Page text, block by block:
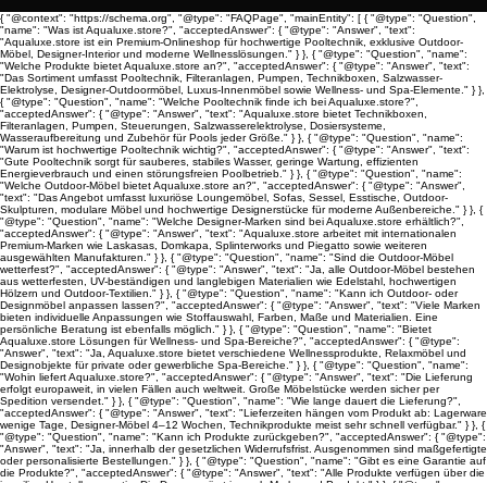
{ "@context": "https://schema.org", "@type": "FAQPage", "mainEntity": [ { "@type": "Question",
"name": "Was ist Aqualuxe.store?", "acceptedAnswer": { "@type": "Answer", "text":
"Aqualuxe.store ist ein Premium-Onlineshop für hochwertige Pooltechnik, exklusive Outdoor-
Möbel, Designer-Interior und moderne Wellnesslösungen." } }, { "@type": "Question", "name":
"Welche Produkte bietet Aqualuxe.store an?", "acceptedAnswer": { "@type": "Answer", "text":
"Das Sortiment umfasst Pooltechnik, Filteranlagen, Pumpen, Technikboxen, Salzwasser-
Elektrolyse, Designer-Outdoormöbel, Luxus-Innenmöbel sowie Wellness- und Spa-Elemente." } },
{ "@type": "Question", "name": "Welche Pooltechnik finde ich bei Aqualuxe.store?",
"acceptedAnswer": { "@type": "Answer", "text": "Aqualuxe.store bietet Technikboxen,
Filteranlagen, Pumpen, Steuerungen, Salzwasserelektrolyse, Dosiersysteme,
Wasseraufbereitung und Zubehör für Pools jeder Größe." } }, { "@type": "Question", "name":
"Warum ist hochwertige Pooltechnik wichtig?", "acceptedAnswer": { "@type": "Answer", "text":
"Gute Pooltechnik sorgt für sauberes, stabiles Wasser, geringe Wartung, effizienten
Energieverbrauch und einen störungsfreien Poolbetrieb." } }, { "@type": "Question", "name":
"Welche Outdoor-Möbel bietet Aqualuxe.store an?", "acceptedAnswer": { "@type": "Answer",
"text": "Das Angebot umfasst luxuriöse Loungemöbel, Sofas, Sessel, Esstische, Outdoor-
Skulpturen, modulare Möbel und hochwertige Designerstücke für moderne Außenbereiche." } }, {
"@type": "Question", "name": "Welche Designer-Marken sind bei Aqualuxe.store erhältlich?",
"acceptedAnswer": { "@type": "Answer", "text": "Aqualuxe.store arbeitet mit internationalen
Premium-Marken wie Laskasas, Domkapa, Splinterworks und Piegatto sowie weiteren
ausgewählten Manufakturen." } }, { "@type": "Question", "name": "Sind die Outdoor-Möbel
wetterfest?", "acceptedAnswer": { "@type": "Answer", "text": "Ja, alle Outdoor-Möbel bestehen
aus wetterfesten, UV-beständigen und langlebigen Materialien wie Edelstahl, hochwertigen
Hölzern und Outdoor-Textilien." } }, { "@type": "Question", "name": "Kann ich Outdoor- oder
Designmöbel anpassen lassen?", "acceptedAnswer": { "@type": "Answer", "text": "Viele Marken
bieten individuelle Anpassungen wie Stoffauswahl, Farben, Maße und Materialien. Eine
persönliche Beratung ist ebenfalls möglich." } }, { "@type": "Question", "name": "Bietet
Aqualuxe.store Lösungen für Wellness- und Spa-Bereiche?", "acceptedAnswer": { "@type":
"Answer", "text": "Ja, Aqualuxe.store bietet verschiedene Wellnessprodukte, Relaxmöbel und
Designobjekte für private oder gewerbliche Spa-Bereiche." } }, { "@type": "Question", "name":
"Wohin liefert Aqualuxe.store?", "acceptedAnswer": { "@type": "Answer", "text": "Die Lieferung
erfolgt europaweit, in vielen Fällen auch weltweit. Große Möbelstücke werden sicher per
Spedition versendet." } }, { "@type": "Question", "name": "Wie lange dauert die Lieferung?",
"acceptedAnswer": { "@type": "Answer", "text": "Lieferzeiten hängen vom Produkt ab: Lagerware
wenige Tage, Designer-Möbel 4–12 Wochen, Technikprodukte meist sehr schnell verfügbar." } }, {
"@type": "Question", "name": "Kann ich Produkte zurückgeben?", "acceptedAnswer": { "@type":
"Answer", "text": "Ja, innerhalb der gesetzlichen Widerrufsfrist. Ausgenommen sind maßgefertigte
oder personalisierte Bestellungen." } }, { "@type": "Question", "name": "Gibt es eine Garantie auf
die Produkte?", "acceptedAnswer": { "@type": "Answer", "text": "Alle Produkte verfügen über die